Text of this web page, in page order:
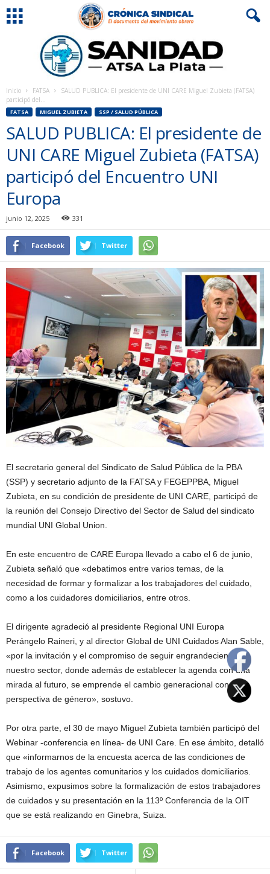
Inicio FATSA
SALUD PUBLICA: El presidente de UNI CARE Miguel Zubieta (FATSA)
participó del...
FATSA MIGUEL ZUBIETA SSP / SALUD PÚBLICA
SALUD PUBLICA: El presidente de
UNI CARE Miguel Zubieta (FATSA)
participó del Encuentro UNI
Europa
junio 12, 2025 331
Facebook Twitter
El secretario general del Sindicato de Salud Pública de la PBA
(SSP) y secretario adjunto de la FATSA y FEGEPPBA, Miguel
Zubieta, en su condición de presidente de UNI CARE, participó de
la reunión del Consejo Directivo del Sector de Salud del sindicato
mundial UNI Global Union.
En este encuentro de CARE Europa llevado a cabo el 6 de junio,
Zubieta señaló que «debatimos entre varios temas, de la
necesidad de formar y formalizar a los trabajadores del cuidado,
como a los cuidadores domiciliarios, entre otros.
El dirigente agradeció al presidente Regional UNI Europa
Perángelo Raineri, y al director Global de UNI Cuidados Alan Sable,
«por la invitación y el compromiso de seguir engrandeciendo a
nuestro sector, donde además de establecer la agenda con una
mirada al futuro, se emprende el cambio generacional con
perspectiva de género», sostuvo.
Por otra parte, el 30 de mayo Miguel Zubieta también participó del
Webinar -conferencia en línea- de UNI Care. En ese ámbito, detalló
que «informarnos de la encuesta acerca de las condiciones de
trabajo de los agentes comunitarios y los cuidados domiciliarios.
Asimismo, expusimos sobre la formalización de estos trabajadores
de cuidados y su presentación en la 113º Conferencia de la OIT
que se está realizando en Ginebra, Suiza.
Facebook Twitter